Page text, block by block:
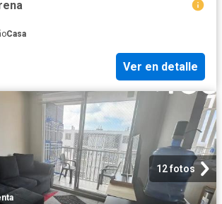
Casa
Ver en detalle
12 fotos